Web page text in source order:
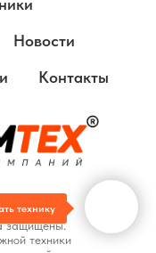
Новости
Контакты
защищены.
техники
технику